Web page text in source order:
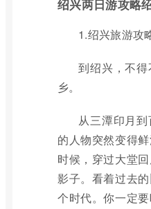
绍兴两日游攻略
1.绍兴旅游攻
到绍兴，不
乡。
从三潭印月
的人物突然变得
时候，穿过大堂
影子。看着过去
个时代。你一定